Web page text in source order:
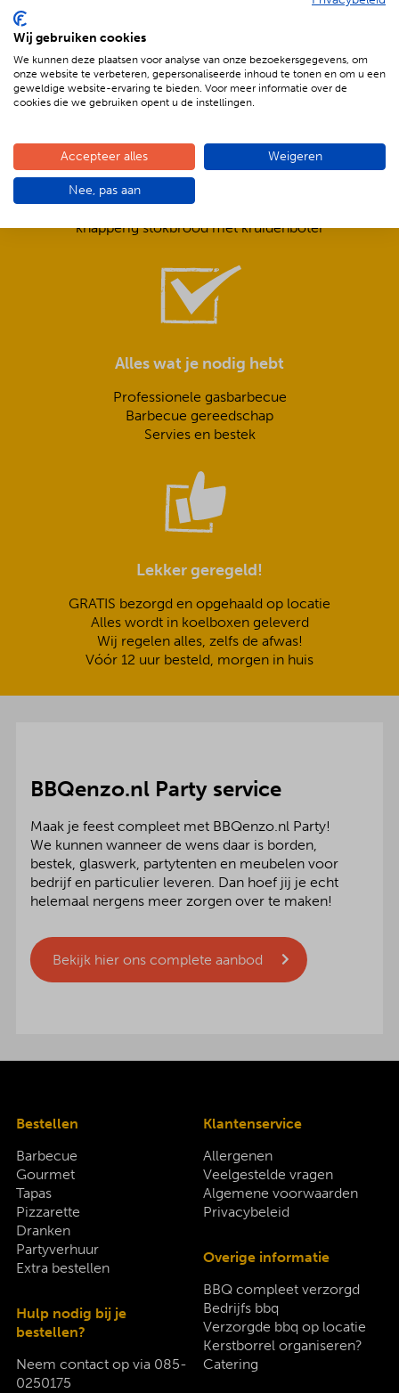
De voordelen van BBQenzo.nl
Compleet is ook écht compleet!
smeuïge sauzen,
knapperig stokbrood met kruidenboter
Alles wat je nodig hebt
Professionele gasbarbecue
Barbecue gereedschap
Servies en bestek
Lekker geregeld!
GRATIS bezorgd en opgehaald op locatie
Alles wordt in koelboxen geleverd
Wij regelen alles, zelfs de afwas!
Vóór 12 uur besteld, morgen in huis
BBQenzo.nl Party service
Maak je feest compleet met BBQenzo.nl Party!
We kunnen wanneer de wens daar is borden,
bestek, glaswerk, partytenten en meubelen voor
bedrijf en particulier leveren. Dan hoef jij je echt
helemaal nergens meer zorgen over te maken!
Bekijk hier ons complete aanbod
Bestellen
Barbecue
Gourmet
Tapas
Pizzarette
Dranken
Partyverhuur
Extra bestellen
Hulp nodig bij je
bestellen?
Neem contact op via 085-
0250175
Klantenservice
Allergenen
Veelgestelde vragen
Algemene voorwaarden
Privacybeleid
Overige informatie
BBQ compleet verzorgd
Bedrijfs bbq
Verzorgde bbq op locatie
Kerstborrel organiseren?
Catering
Wij gebruiken cookies
We kunnen deze plaatsen voor analyse van onze bezoekersgegevens, om
onze website te verbeteren, gepersonaliseerde inhoud te tonen en om u een
geweldige website-ervaring te bieden. Voor meer informatie over de
cookies die we gebruiken opent u de instellingen.
Accepteer alles Weigeren
Nee, pas aan